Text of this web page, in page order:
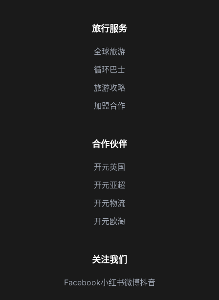
旅行服务
全球旅游
循环巴士
旅游攻略
加盟合作
合作伙伴
开元英国
开元亚超
开元物流
开元欧淘
关注我们
Facebook小红书微博抖音